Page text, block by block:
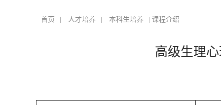
首页 人才培养 本科生培养 | 课程介绍
高级生理心